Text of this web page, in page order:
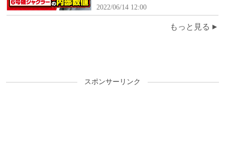
年3月15日(火)～3月21日(月)】
2022/06/14 12:00
もっと見る
スポンサーリンク